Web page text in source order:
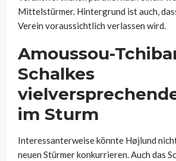
Mittelstürmer. Hintergrund ist auch,
Verein voraussichtlich verlassen wird.
Amoussou-
Schalkes
im Sturm
Interessanterweise könnte Højlund
neuen Stürmer konkurrieren. Auch das